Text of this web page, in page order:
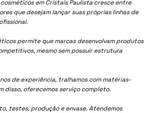
emCristais Paulista cresce entre
que desejam lançar suas próprias linhas de
permite que marcas desenvolvam produtos
mesmo sem possuir estrutura
de experiência, tralhamos com matérias-
disso, oferecemos serviço completo.
testes, produção e envase. Atendemos